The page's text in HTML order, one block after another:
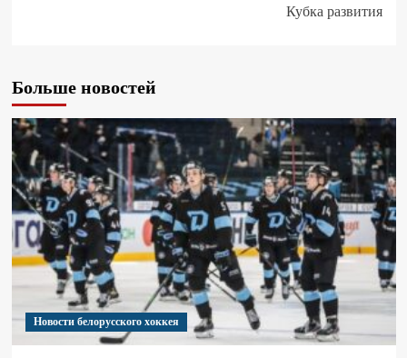
Кубка развития
Больше новостей
Новости белорусского хоккея